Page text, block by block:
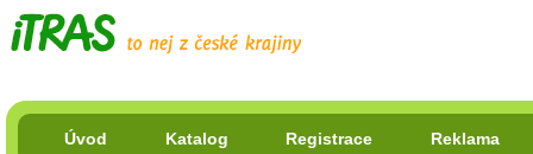
Úvod Katalog Registrace Reklama